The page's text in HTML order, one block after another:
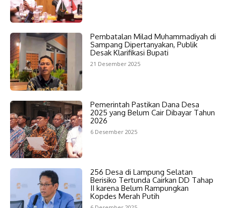
Pembatalan Milad Muhammadiyah di
Sampang Dipertanyakan, Publik
Desak Klarifikasi Bupati
21 Desember 2025
Pemerintah Pastikan Dana Desa
2025 yang Belum Cair Dibayar Tahun
2026
6 Desember 2025
256 Desa di Lampung Selatan
Berisiko Tertunda Cairkan DD Tahap
II karena Belum Rampungkan
Kopdes Merah Putih